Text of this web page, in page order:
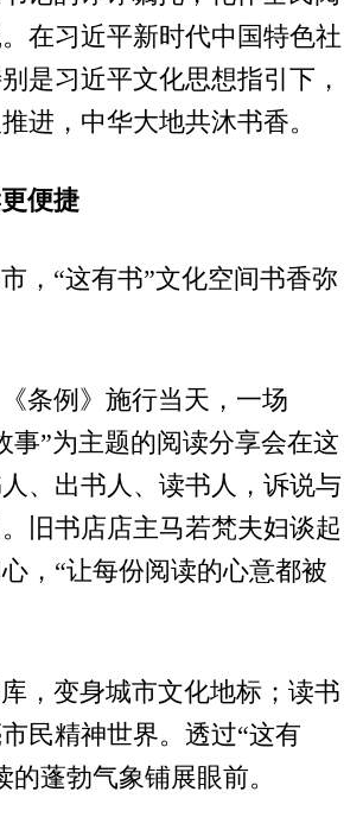
在习近平新时代中国特色社
是习近平文化思想指引下，
进，中华大地共沐书香。
便捷
，“这有书”文化空间书香弥
条例》施行当天，一场
事”为主题的阅读分享会在这
、出书人、读书人，诉说与
旧书店店主马若梵夫妇谈起
，“让每份阅读的心意都被
，变身城市文化地标；读书
民精神世界。透过“这有
的蓬勃气象铺展眼前。